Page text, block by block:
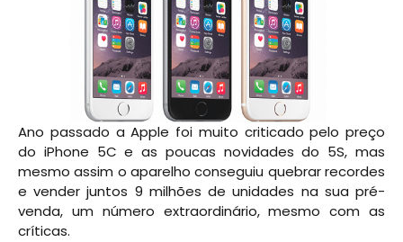
Ano passado a Apple foi muito criticado pelo preço
do iPhone 5C e as poucas novidades do 5S, mas
mesmo assim o aparelho conseguiu quebrar recordes
e vender juntos 9 milhões de unidades na sua pré-
venda, um número extraordinário, mesmo com as
críticas.